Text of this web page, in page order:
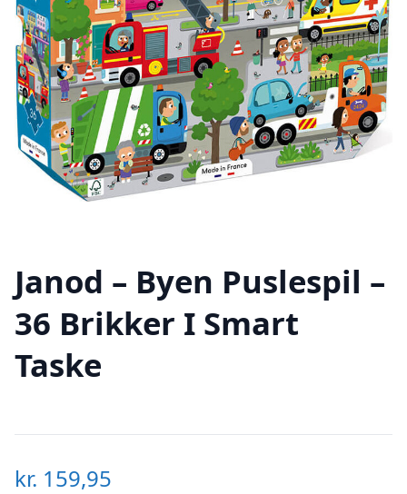
Janod – Byen Puslespil –
36 Brikker I Smart
Taske
kr. 159,95